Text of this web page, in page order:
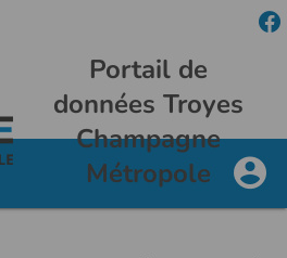
Portail de
données Troyes
Champagne
Métropole